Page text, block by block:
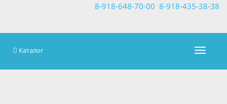
8-918-435-38-38
8-918-648-70-00
Каталог